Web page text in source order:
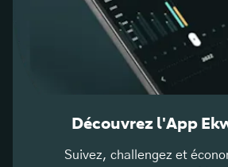
Découvrez l'App
Suivez, challengez et